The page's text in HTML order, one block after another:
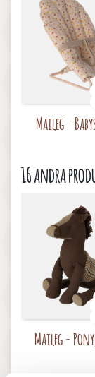
Maileg -
16 andra
Maileg -